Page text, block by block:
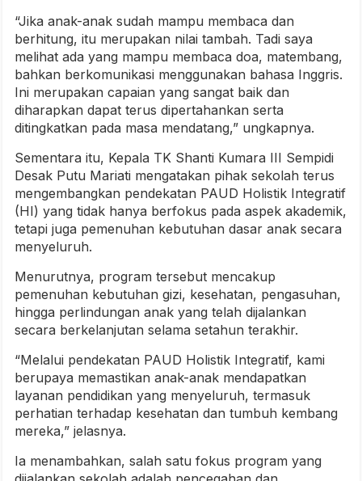
“Jika anak-anak sudah mampu membaca dan
berhitung, itu merupakan nilai tambah. Tadi saya
melihat ada yang mampu membaca doa, matembang,
bahkan berkomunikasi menggunakan bahasa Inggris.
Ini merupakan capaian yang sangat baik dan
diharapkan dapat terus dipertahankan serta
ditingkatkan pada masa mendatang,” ungkapnya.
Sementara itu, Kepala TK Shanti Kumara III Sempidi
Desak Putu Mariati mengatakan pihak sekolah terus
mengembangkan pendekatan PAUD Holistik Integratif
(HI) yang tidak hanya berfokus pada aspek akademik,
tetapi juga pemenuhan kebutuhan dasar anak secara
menyeluruh.
Menurutnya, program tersebut mencakup
pemenuhan kebutuhan gizi, kesehatan, pengasuhan,
hingga perlindungan anak yang telah dijalankan
secara berkelanjutan selama setahun terakhir.
“Melalui pendekatan PAUD Holistik Integratif, kami
berupaya memastikan anak-anak mendapatkan
layanan pendidikan yang menyeluruh, termasuk
perhatian terhadap kesehatan dan tumbuh kembang
mereka,” jelasnya.
Ia menambahkan, salah satu fokus program yang